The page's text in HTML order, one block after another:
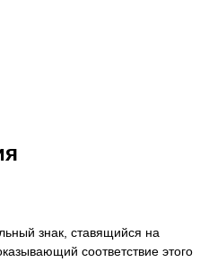
знак, ставящийся на
соответствие этого